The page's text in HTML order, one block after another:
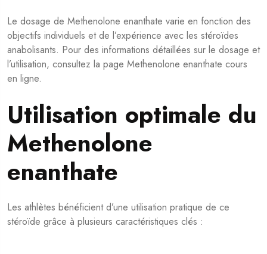
Le dosage de Methenolone enanthate varie en fonction des
objectifs individuels et de l’expérience avec les stéroïdes
anabolisants. Pour des informations détaillées sur le dosage et
l’utilisation, consultez la page Methenolone enanthate cours
en ligne.
Utilisation optimale du
Methenolone
enanthate
Les athlètes bénéficient d’une utilisation pratique de ce
stéroïde grâce à plusieurs caractéristiques clés :